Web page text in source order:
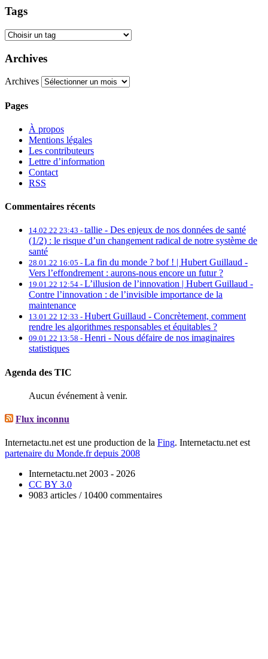
Tags
Archives
Archives
Pages
À propos
Mentions légales
Les contributeurs
Lettre d’information
Contact
RSS
Commentaires récents
14.02.22 23:43 - tallie - Des enjeux de nos données de santé
(1/2) : le risque d’un changement radical de notre système de
santé
28.01.22 16:05 - La fin du monde ? bof ! | Hubert Guillaud -
Vers l’effondrement : aurons-nous encore un futur ?
19.01.22 12:54 - L’illusion de l’innovation | Hubert Guillaud -
Contre l’innovation : de l’invisible importance de la
maintenance
13.01.22 12:33 - Hubert Guillaud - Concrètement, comment
rendre les algorithmes responsables et équitables ?
09.01.22 13:58 - Henri - Nous défaire de nos imaginaires
statistiques
Agenda des TIC
Aucun événement à venir.
Flux inconnu
Internetactu.net est une production de la Fing. Internetactu.net est
partenaire du Monde.fr depuis 2008
Internetactu.net 2003 - 2026
CC BY 3.0
9083 articles / 10400 commentaires